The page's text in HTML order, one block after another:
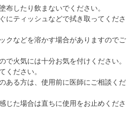
布したり飲まないでください。
にティッシュなどで拭き取ってくださ
クなどを溶かす場合がありますのでご
で火気には十分お気を付けください。
ください。
ある方は、使用前に医師にご相談くだ
じた場合は直ちに使用をお止めくださ